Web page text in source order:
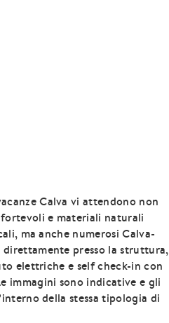
Calva vi attendono non
e materiali naturali
ma anche numerosi Calva-
presso la struttura,
elettriche e self check-in con
immagini sono indicative e gli
della stessa tipologia di